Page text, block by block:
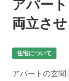
アパー
両立さ
住宅について
アパートの玄